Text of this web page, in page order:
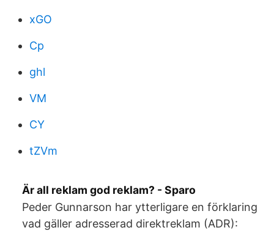
xGO
Cp
ghl
VM
CY
tZVm
Är all reklam god reklam? - Sparo
Peder Gunnarson har ytterligare en förklaring
vad gäller adresserad direktreklam (ADR):